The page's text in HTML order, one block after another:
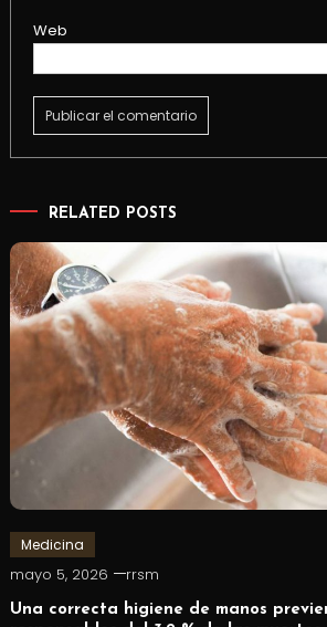
Web
RELATED POSTS
Medicina
mayo 5, 2026 rrsm
Una correcta higiene de manos